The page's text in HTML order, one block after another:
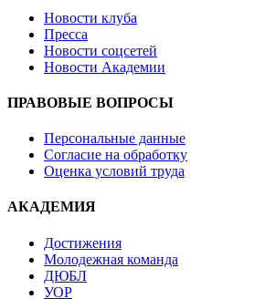
Новости клуба
Пресса
Новости соцсетей
Новости Академии
ПРАВОВЫЕ ВОПРОСЫ
Персональные данные
Согласие на обработку
Оценка условий труда
АКАДЕМИЯ
Достижения
Молодежная команда
ДЮБЛ
УОР